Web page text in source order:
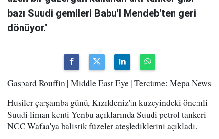
bazı Suudi gemileri Babu'l Mendeb'ten geri
dönüyor."
Gaspard Rouffin | Middle East Eye | Tercüme: Mepa News
Husiler çarşamba günü, Kızıldeniz'in kuzeyindeki önemli
Suudi liman kenti Yenbu açıklarında Suudi petrol tankeri
NCC Wafaa'ya balistik füzeler ateşlediklerini açıkladı.